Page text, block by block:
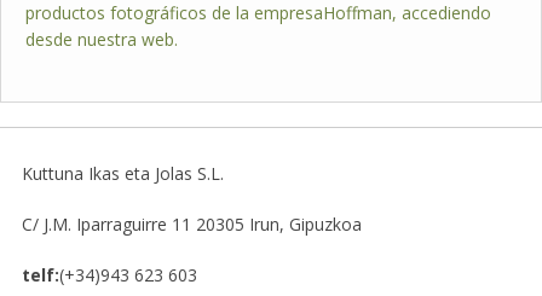
productos fotográficos de la empresaHoffman, accediendo
desde nuestra web.
Kuttuna Ikas eta Jolas S.L.
C/ J.M. Iparraguirre 11 20305 Irun, Gipuzkoa
telf:(+34)943 623 603